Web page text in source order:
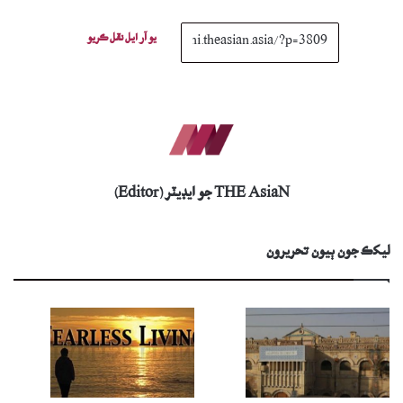
يو آر ايل نقل ڪريو
THE AsiaN جو ايڊيٽر (Editor)
ليکڪ جون ٻيون تحريرون